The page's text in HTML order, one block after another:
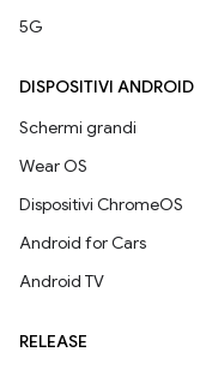
5G
DISPOSITIVI ANDROID
Schermi grandi
Wear OS
Dispositivi ChromeOS
Android for Cars
Android TV
RELEASE